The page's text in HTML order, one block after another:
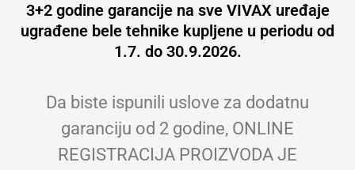
3+2 godine garancije na sve VIVAX uređaje
ugrađene bele tehnike kupljene u periodu od
1.7. do 30.9.2026.
Da biste ispunili uslove za dodatnu
garanciju od 2 godine, ONLINE
REGISTRACIJA PROIZVODA JE